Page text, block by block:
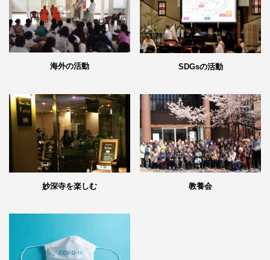
海外の活動 SDGsの活動
妙深寺を楽しむ 教養会